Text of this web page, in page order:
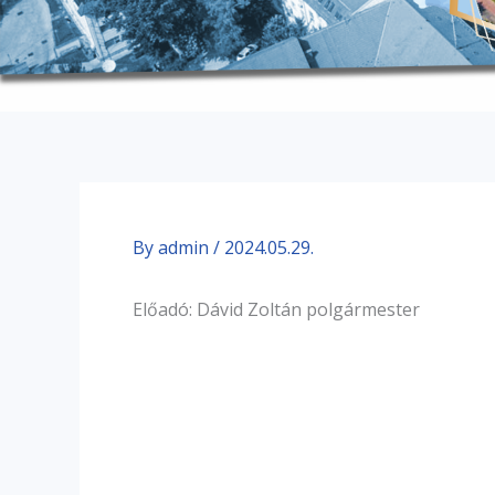
Byadmin / 2024.05.29.
Előadó: Dávid Zoltán polgármester